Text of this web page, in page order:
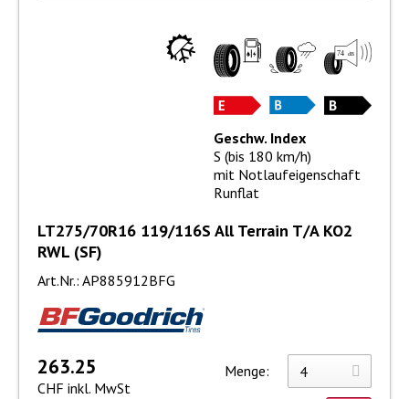
LT275/70R16 119/116S All Terrain T/A KO2
RWL (SF)
Art.Nr.: AP885912BFG
Geschw. Index
S (bis 180 km/h)
mit Notlaufeigenschaft
Runflat
263.25
CHF inkl. MwSt
Menge: